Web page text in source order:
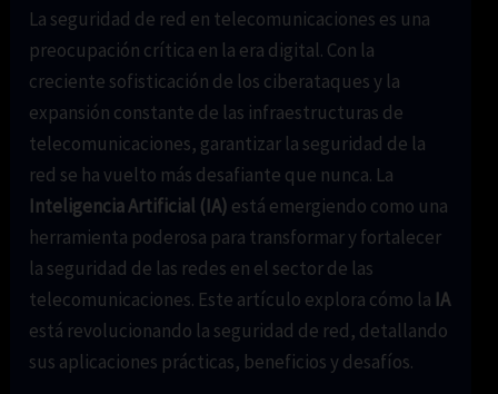
La seguridad de red en telecomunicaciones es una
preocupación crítica en la era digital. Con la
creciente sofisticación de los ciberataques y la
expansión constante de las infraestructuras de
telecomunicaciones, garantizar la seguridad de la
red se ha vuelto más desafiante que nunca. La
Inteligencia Artificial (IA) está emergiendo como una
herramienta poderosa para transformar y fortalecer
la seguridad de las redes en el sector de las
telecomunicaciones. Este artículo explora cómo la IA
está revolucionando la seguridad de red, detallando
sus aplicaciones prácticas, beneficios y desafíos.